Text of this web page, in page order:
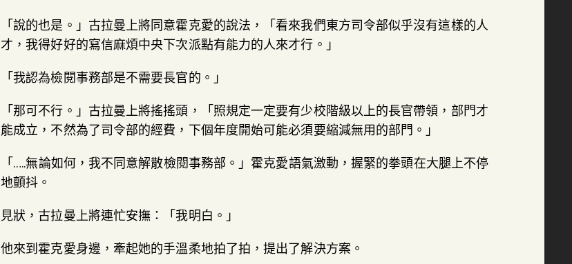
「說的也是。」古拉曼上將同意霍克愛的說法，「看來我們東方司令部似乎沒有這樣的人
才，我得好好的寫信麻煩中央下次派點有能力的人來才行。」
「我認為檢閱事務部是不需要長官的。」
「那可不行。」古拉曼上將搖搖頭，「照規定一定要有少校階級以上的長官帶領，部門才
能成立，不然為了司令部的經費，下個年度開始可能必須要縮減無用的部門。」
「…..無論如何，我不同意解散檢閱事務部。」霍克愛語氣激動，握緊的拳頭在大腿上不停
地顫抖。
見狀，古拉曼上將連忙安撫：「我明白。」
他來到霍克愛身邊，牽起她的手溫柔地拍了拍，提出了解決方案。